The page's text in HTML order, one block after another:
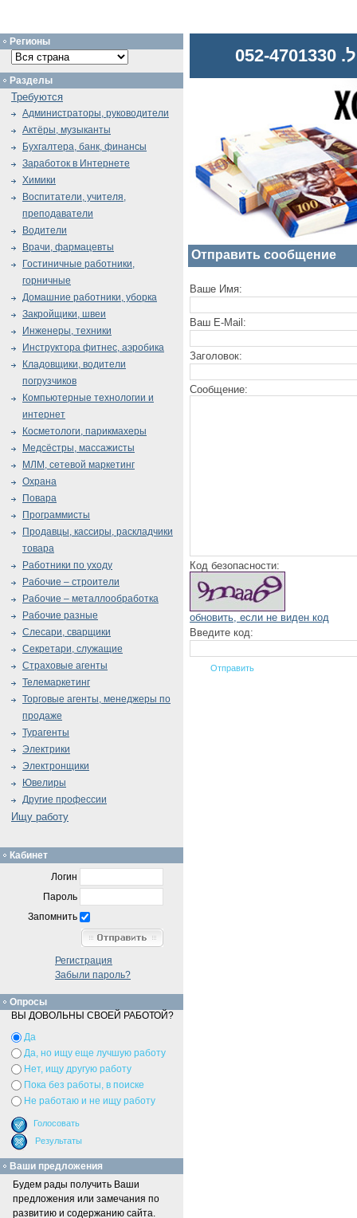
Отправить сообщение
Ваше Имя:
Ваш E-Mail:
Заголовок:
Сообщение:
Код безопасности:
обновить, если не виден код
Введите код:
Регионы
Разделы
Требуются
Администраторы, руководители
Актёры, музыканты
Бухгалтера, банк, финансы
Заработок в Интернете
Химики
Воспитатели, учителя,
преподаватели
Водители
Врачи, фармацевты
Гостиничные работники,
горничные
Домашние работники, уборка
Закройщики, швеи
Инженеры, техники
Инструктора фитнес, аэробика
Кладовщики, водители
погрузчиков
Компьютерные технологии и
интернет
Косметологи, парикмахеры
Медсёстры, массажисты
МЛМ, сетевой маркетинг
Охрана
Повара
Программисты
Продавцы, кассиры, раскладчики
товара
Работники по уходу
Рабочие – строители
Рабочие – металлообработка
Рабочие разные
Слесари, сварщики
Секретари, служащие
Страховые агенты
Телемаркетинг
Торговые агенты, менеджеры по
продаже
Турагенты
Электрики
Электронщики
Ювелиры
Другие профессии
Ищу работу
Кабинет
Логин
Пароль
Запомнить
Регистрация
Забыли пароль?
Опросы
ВЫ ДОВОЛЬНЫ СВОЕЙ РАБОТОЙ?
Да
Да, но ищу еще лучшую работу
Нет, ищу другую работу
Пока без работы, в поиске
Не работаю и не ищу работу
Ваши предложения
Будем рады получить Ваши
предложения или замечания по
развитию и содержанию сайта.